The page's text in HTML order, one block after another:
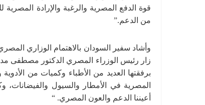
قوة الدفع المصرية والرغبة والإرادة
من الدعم.”
وأشاد سفير السودان بالاهتمام الوزاري
زار رئيس الوزراء المصري الدكتور مصطفى
برفقتها العديد من الأطباء وكميات من
المصرية في الأمطار والسيول والفيضانات،
أعيننا الدعم والعون المصري. “